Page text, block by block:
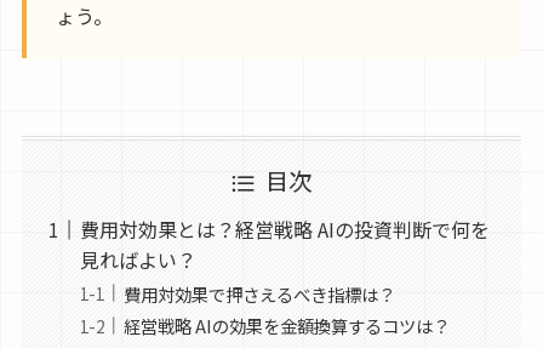
ょう。
目次
費用対効果とは？経営戦略 AIの投資判断で何を
見ればよい？
費用対効果で押さえるべき指標は？
経営戦略 AIの効果を金額換算するコツは？